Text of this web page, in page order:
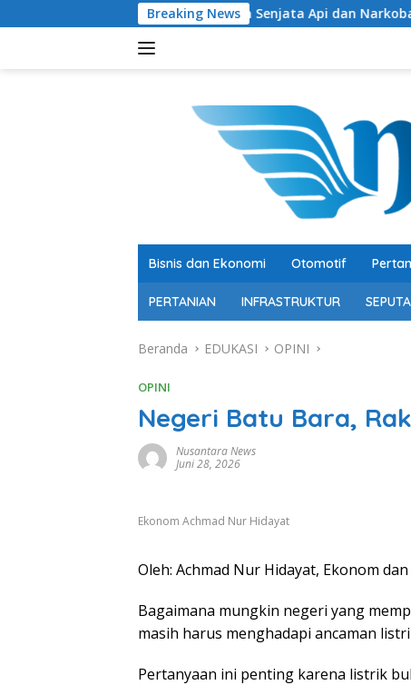
ke
Breaking News
Ratusan Senjata Api dan Narkoba Ditemukan di
Bisnis dan Ekonomi Otomotif
PERTANIAN INFRASTRUKTUR
Beranda EDUKASI OPINI
OPINI
Negeri Batu Bara,
Nusantara News
Juni 28, 2026
Ekonom Achmad Nur Hidayat
Oleh: Achmad Nur Hidayat, Ekonom
Bagaimana mungkin negeri yang
masih harus menghadapi ancaman
Pertanyaan ini penting karena listrik